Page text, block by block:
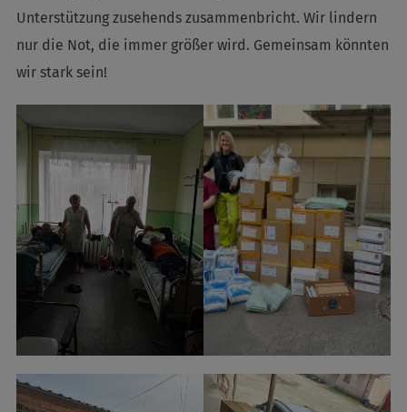
Unterstützung zusehends zusammenbricht. Wir lindern
nur die Not, die immer größer wird. Gemeinsam könnten
wir stark sein!